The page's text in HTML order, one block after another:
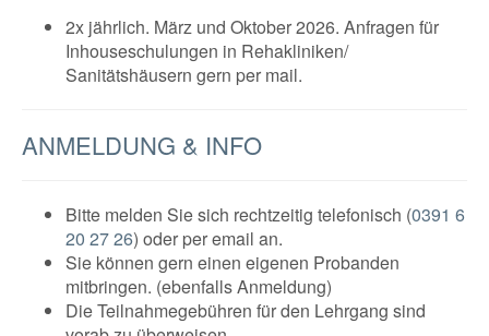
2x jährlich. März und Oktober 2026. Anfragen für
Inhouseschulungen in Rehakliniken/
Sanitätshäusern gern per mail.
ANMELDUNG & INFO
Bitte melden Sie sich rechtzeitig telefonisch (0391 6
20 27 26) oder per email an.
Sie können gern einen eigenen Probanden
mitbringen. (ebenfalls Anmeldung)
Die Teilnahmegebühren für den Lehrgang sind